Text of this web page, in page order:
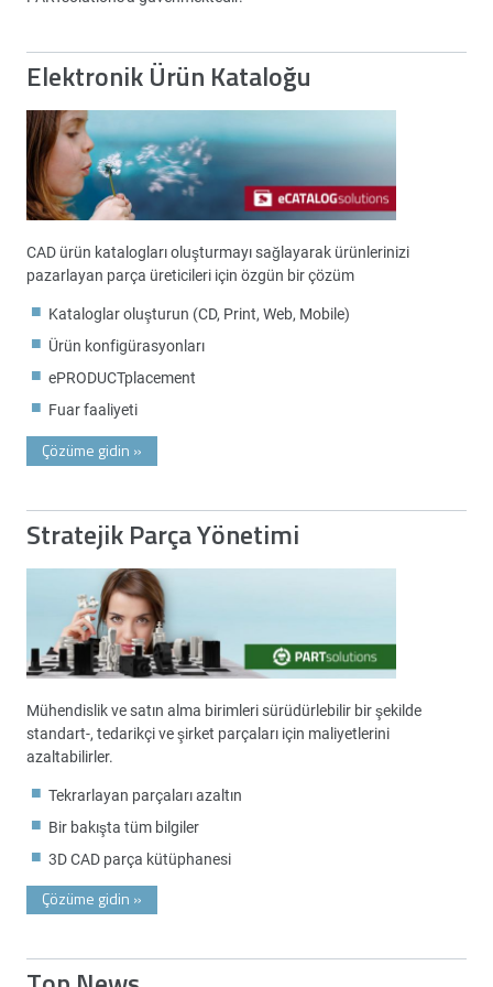
Elektronik Ürün Kataloğu
CAD ürün katalogları oluşturmayı sağlayarak ürünlerinizi
pazarlayan parça üreticileri için özgün bir çözüm
Kataloglar oluşturun (CD, Print, Web, Mobile)
Ürün konfigürasyonları
ePRODUCTplacement
Fuar faaliyeti
Çözüme gidin »
Stratejik Parça Yönetimi
Mühendislik ve satın alma birimleri sürüdürlebilir bir şekilde
standart-, tedarikçi ve şirket parçaları için maliyetlerini
azaltabilirler.
Tekrarlayan parçaları azaltın
Bir bakışta tüm bilgiler
3D CAD parça kütüphanesi
Çözüme gidin »